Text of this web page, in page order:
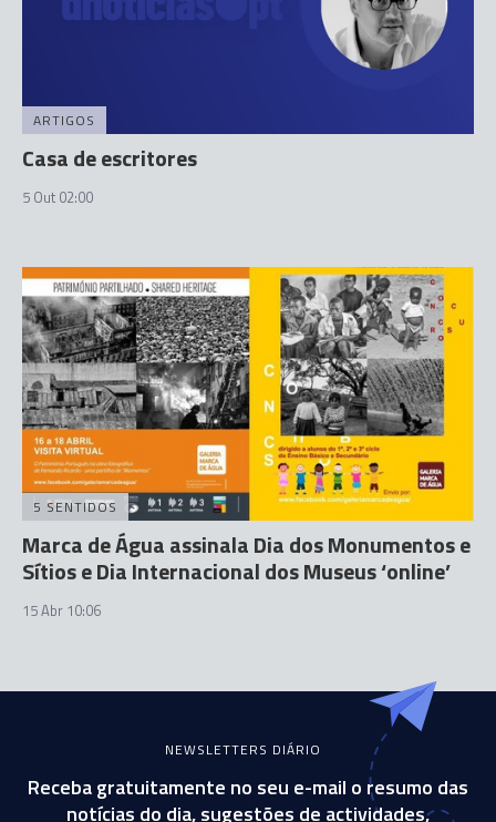
ARTIGOS
Casa de escritores
5 Out 02:00
5 SENTIDOS
Marca de Água assinala Dia dos Monumentos e
Sítios e Dia Internacional dos Museus ‘online’
15 Abr 10:06
NEWSLETTERS DIÁRIO
Receba gratuitamente no seu e-mail o resumo das
notícias do dia, sugestões de actividades,